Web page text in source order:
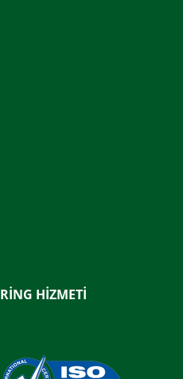
HİZMETİ